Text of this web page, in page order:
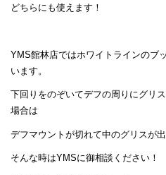
どちらにも使えます！
YMS館林店ではホワイトラインのブ
います。
下回りをのぞいてデフの周りにグリ
場合は
デフマウントが切れて中のグリスが
そんな時はYMSに御相談ください！